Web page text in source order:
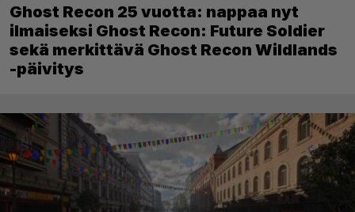
Ghost Recon 25 vuotta: nappaa nyt
ilmaiseksi Ghost Recon: Future Soldier
sekä merkittävä Ghost Recon Wildlands
-päivitys